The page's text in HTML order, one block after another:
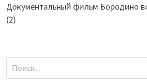
Документальный фильм Бородино
(2)
Найти: